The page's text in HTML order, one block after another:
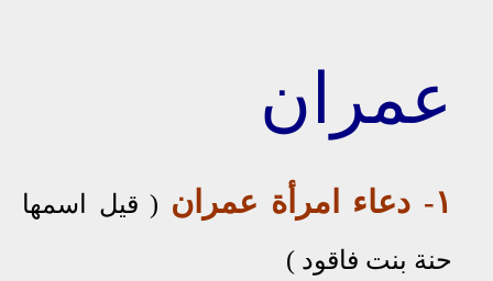
عمران
١- دعاء امرأة عمران ( قيل اسمها
حنة بنت فاقود )